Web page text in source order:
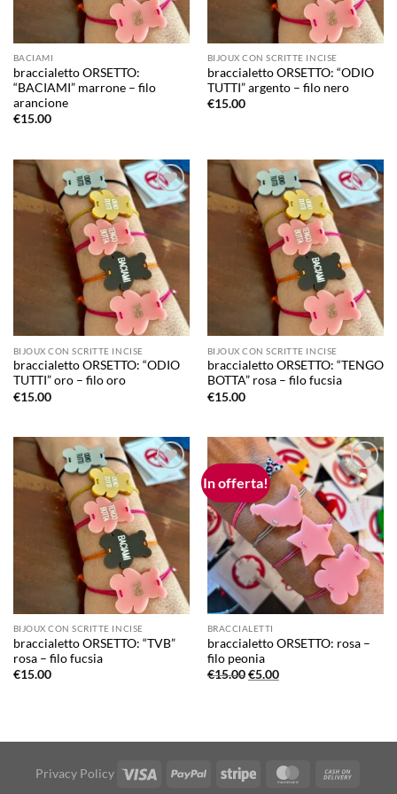
BACIAMI
braccialetto ORSETTO:
“BACIAMI” marrone – filo
arancione
€15.00
BIJOUX CON SCRITTE INCISE
braccialetto ORSETTO: “ODIO
TUTTI” argento – filo nero
€15.00
Aggiungi
alla lista
desideri
BIJOUX CON SCRITTE INCISE
braccialetto ORSETTO: “ODIO
TUTTI” oro – filo oro
€15.00
Aggiungi
alla lista
desideri
BIJOUX CON SCRITTE INCISE
braccialetto ORSETTO: “TENGO
BOTTA” rosa – filo fucsia
€15.00
Aggiungi
alla lista
desideri
BIJOUX CON SCRITTE INCISE
braccialetto ORSETTO: “TVB”
rosa – filo fucsia
€15.00
In offerta!
Aggiungi
alla lista
dei
desideri
BRACCIALETTI
braccialetto ORSETTO: rosa –
filo peonia
€15.00 Il
prezzo
€5.00Il
prezzo
Privacy Policy Visa PayPal Stripe MasterCard